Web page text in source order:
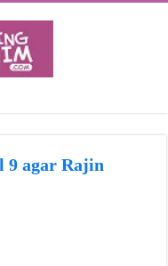
9 agar Rajin